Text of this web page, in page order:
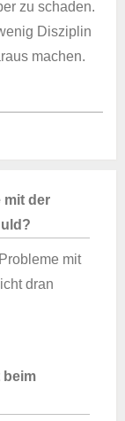
zu schaden.
Disziplin
machen.
mit der
mit
dran
beim